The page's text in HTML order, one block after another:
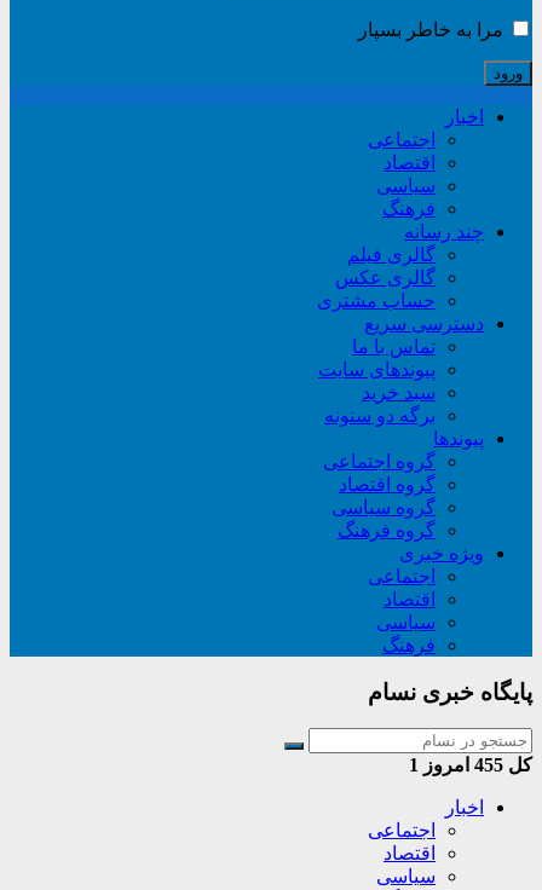
مرا به خاطر بسپار
اخبار
اجتماعی
اقتصاد
سیاسی
فرهنگ
چند رسانه
گالری فیلم
گالری عکس
حساب مشتری
دسترسی سریع
تماس با ما
پیوندهای سایت
سبد خريد
برگه دو ستونه
پیوندها
گروه اجتماعی
گروه اقتصاد
گروه سیاسی
گروه فرهنگ
ویژه خبری
اجتماعی
اقتصاد
سیاسی
فرهنگ
پایگاه خبری نسام
کل امروز 1
اخبار
اجتماعی
اقتصاد
سیاسی